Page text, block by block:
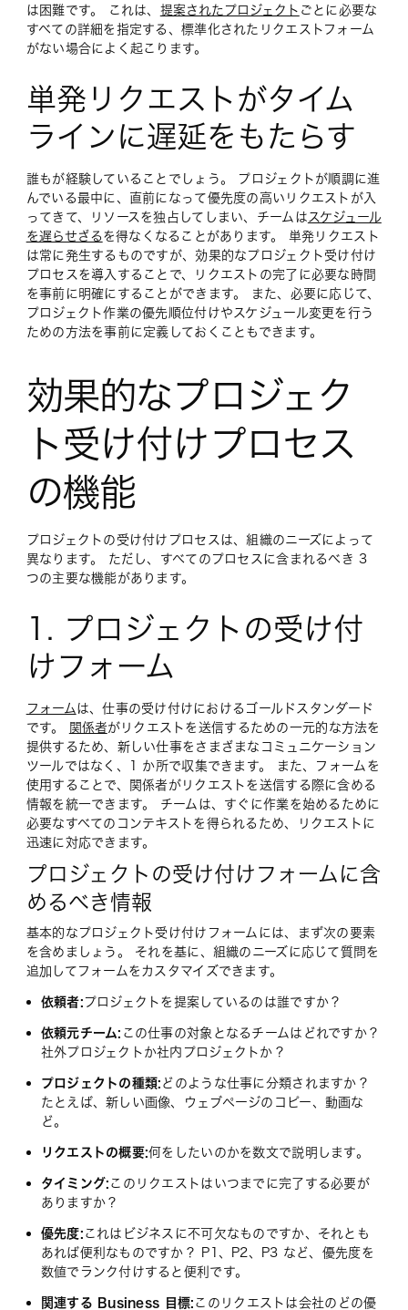
は困難です。 これは、 提案されたプロジェクト ごとに必要な
すべての詳細を指定する、標準化されたリクエストフォーム
がない場合によく起こります。
単発リクエストがタイム
ラインに遅延をもたらす
誰もが経験していることでしょう。 プロジェクトが順調に進
んでいる最中に、直前になって優先度の高いリクエストが入
ってきて、リソースを独占してしまい、チームは スケジュール
を遅らせざる を得なくなることがあります。 単発リクエスト
は常に発生するものですが、効果的なプロジェクト受け付け
プロセスを導入することで、リクエストの完了に必要な時間
を事前に明確にすることができます。 また、必要に応じて、
プロジェクト作業の優先順位付けやスケジュール変更を行う
ための方法を事前に定義しておくこともできます。
効果的なプロジェク
ト受け付けプロセス
の機能
プロジェクトの受け付けプロセスは、組織のニーズによって
異なります。 ただし、すべてのプロセスに含まれるべき 3
つの主要な機能があります。
1. プロジェクトの受け付
けフォーム
フォーム は、仕事の受け付けにおけるゴールドスタンダード
です。
関係者がリクエストを送信するための一元的な方法を
提供するため、新しい仕事をさまざまなコミュニケーション
ツールではなく、1 か所で収集できます。 また、フォームを
使用することで、関係者がリクエストを送信する際に含める
情報を統一できます。 チームは、すぐに作業を始めるために
必要なすべてのコンテキストを得られるため、リクエストに
迅速に対応できます。
プロジェクトの受け付けフォームに含
めるべき情報
基本的なプロジェクト受け付けフォームには、まず次の要素
を含めましょう。 それを基に、組織のニーズに応じて質問を
追加してフォームをカスタマイズできます。
依頼者: プロジェクトを提案しているのは誰ですか？
依頼元チーム: この仕事の対象となるチームはどれですか？
社外プロジェクトか社内プロジェクトか？
プロジェクトの種類: どのような仕事に分類されますか？
たとえば、新しい画像、ウェブページのコピー、動画な
ど。
リクエストの概要:何をしたいのかを数文で説明します。
タイミング: このリクエストはいつまでに完了する必要が
ありますか？
優先度: これはビジネスに不可欠なものですか、それとも
あれば便利なものですか？ P1、P2、P3 など、優先度を
数値でランク付けすると便利です。
関連する Business 目標: このリクエストは会社のどの優